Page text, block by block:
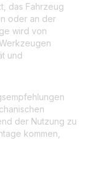
das Fahrzeug
oder an der
wird von
und
der Nutzung zu
kommen,